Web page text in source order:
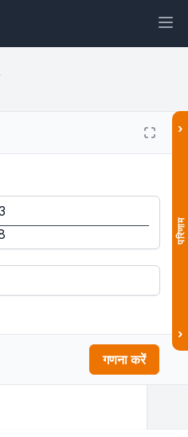
और सटीक रूपांतरण विजेट
गणना करें
›
परिणाम
›